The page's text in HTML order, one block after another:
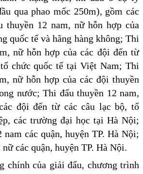
qua phao mốc 250m), gồm các
thuyền 12 nam, nữ hỗn hợp của
quốc tế và hãng hàng không; Thi
nữ hỗn hợp của các đội đến từ
chức quốc tế tại Việt Nam; Thi
nữ hỗn hợp của các đội thuyền
nước; Thi đấu thuyền 12 nam,
đội đến từ các câu lạc bộ, tổ
các trường đại học tại Hà Nội;
các quận, huyện TP. Hà Nội;
các quận, huyện TP. Hà Nội.
chính của giải đấu, chương trình